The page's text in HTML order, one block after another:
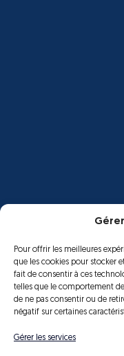
Pour offrir les meilleures
que les cookies pour stocker
fait de consentir à ces
telles que le comportement
de ne pas consentir ou de
négatif sur certaines
Gérer les services